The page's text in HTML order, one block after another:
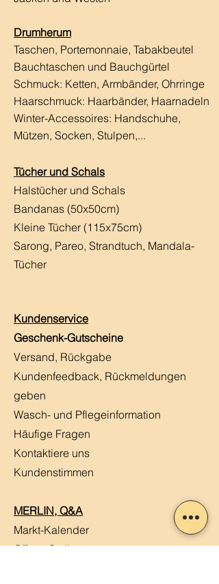
Drumherum
Taschen, Portemonnaie, Tabakbeutel
Bauchtaschen und Bauchgürtel
Schmuck: Ketten, Armbänder, Ohrringe
Haarschmuck: Haarbänder, Haarnadeln
Winter-Accessoires: Handschuhe,
Mützen, Socken, Stulpen,...
Tücher und Schals
Halstücher und Schals
Bandanas (50x50cm)
Kleine Tücher (115x75cm)
Sarong, Pareo, Strandtuch, Mandala-
Tücher
Kundenservice
Geschenk-Gutscheine
Versand, Rückgabe
Kundenfeedback, Rückmeldungen
geben
Wasch- und Pflegeinformation
Häufige Fragen
Kontaktiere uns
Kundenstimmen
MERLIN, Q&A
Markt-Kalender
Offene Stellen